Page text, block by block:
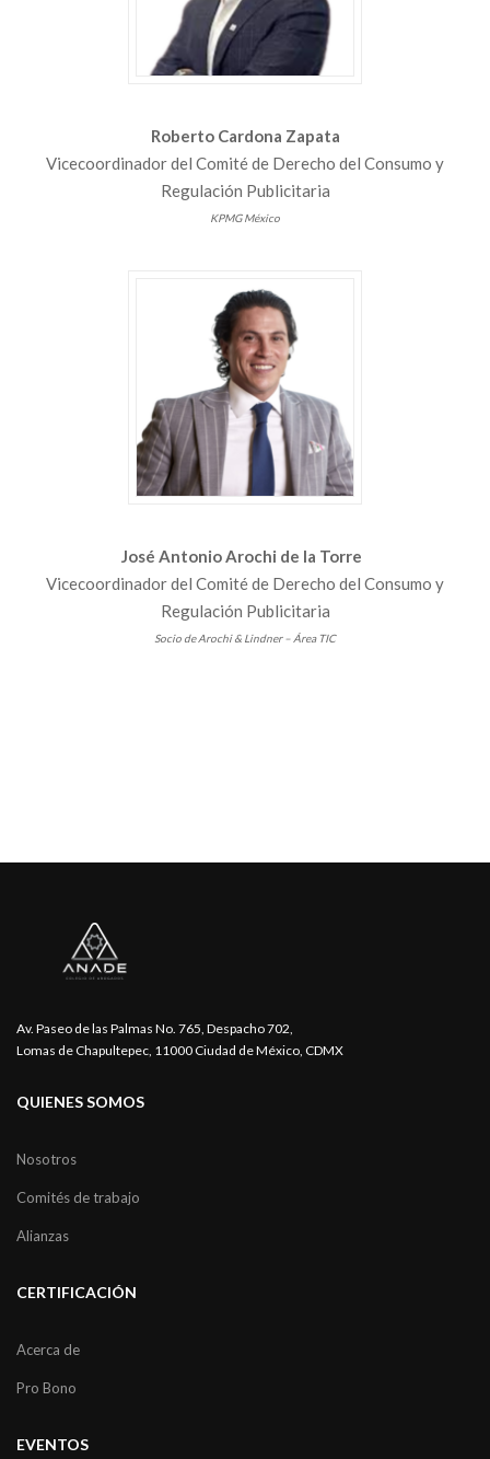
Roberto Cardona Zapata
Vicecoordinador del Comité de Derecho del Consumo y
Regulación Publicitaria
KPMG México
José Antonio Arochi de la Torre
Vicecoordinador del Comité de Derecho del Consumo y
Regulación Publicitaria
Socio de Arochi & Lindner – Área TIC
Av. Paseo de las Palmas No. 765, Despacho 702,
Lomas de Chapultepec, 11000 Ciudad de México, CDMX
QUIENES SOMOS
Nosotros
Comités de trabajo
Alianzas
CERTIFICACIÓN
Acerca de
Pro Bono
EVENTOS